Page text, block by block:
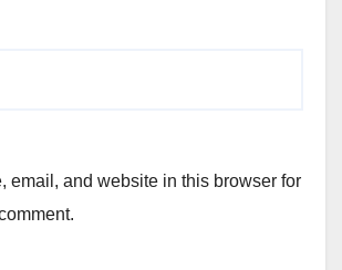
email, and website in this browser for